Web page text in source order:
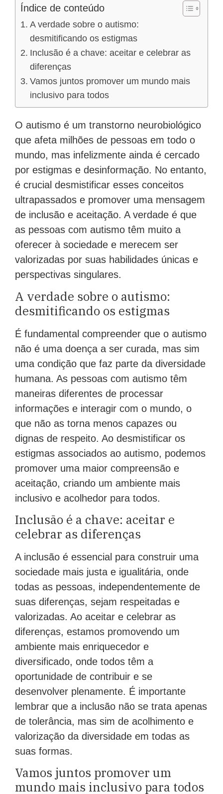
Índice de conteúdo
A verdade sobre o autismo:
desmitificando os estigmas
Inclusão é a chave: aceitar e celebrar as
diferenças
Vamos juntos promover um mundo mais
inclusivo para todos
O autismo é um transtorno neurobiológico
que afeta milhões de pessoas em todo o
mundo, mas infelizmente ainda é cercado
por estigmas e desinformação. No entanto,
é crucial desmistificar esses conceitos
ultrapassados e promover uma mensagem
de inclusão e aceitação. A verdade é que
as pessoas com autismo têm muito a
oferecer à sociedade e merecem ser
valorizadas por suas habilidades únicas e
perspectivas singulares.
A verdade sobre o autismo:
desmitificando os estigmas
É fundamental compreender que o autismo
não é uma doença a ser curada, mas sim
uma condição que faz parte da diversidade
humana. As pessoas com autismo têm
maneiras diferentes de processar
informações e interagir com o mundo, o
que não as torna menos capazes ou
dignas de respeito. Ao desmistificar os
estigmas associados ao autismo, podemos
promover uma maior compreensão e
aceitação, criando um ambiente mais
inclusivo e acolhedor para todos.
Inclusão é a chave: aceitar e
celebrar as diferenças
A inclusão é essencial para construir uma
sociedade mais justa e igualitária, onde
todas as pessoas, independentemente de
suas diferenças, sejam respeitadas e
valorizadas. Ao aceitar e celebrar as
diferenças, estamos promovendo um
ambiente mais enriquecedor e
diversificado, onde todos têm a
oportunidade de contribuir e se
desenvolver plenamente. É importante
lembrar que a inclusão não se trata apenas
de tolerância, mas sim de acolhimento e
valorização da diversidade em todas as
suas formas.
Vamos juntos promover um
mundo mais inclusivo para todos